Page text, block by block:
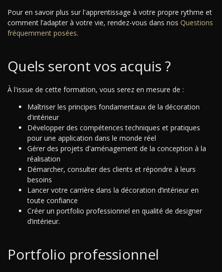
Pour en savoir plus sur l'apprentissage à votre propre rythme et
comment l’adapter à votre vie, rendez-vous dans nos Questions
fréquemment posées.
Quels seront vos acquis ?
À l'issue de cette formation, vous serez en mesure de :
Maîtriser les principes fondamentaux de la décoration
d'intérieur
Développer des compétences techniques et pratiques
pour une application dans le monde réel
Gérer des projets d'aménagement de la conception à la
réalisation
Démarcher, consulter des clients et répondre à leurs
besoins
Lancer votre carrière dans la décoration d’intérieur en
toute confiance
Créer un portfolio professionnel en qualité de designer
d’intérieur.
Portfolio professionnel